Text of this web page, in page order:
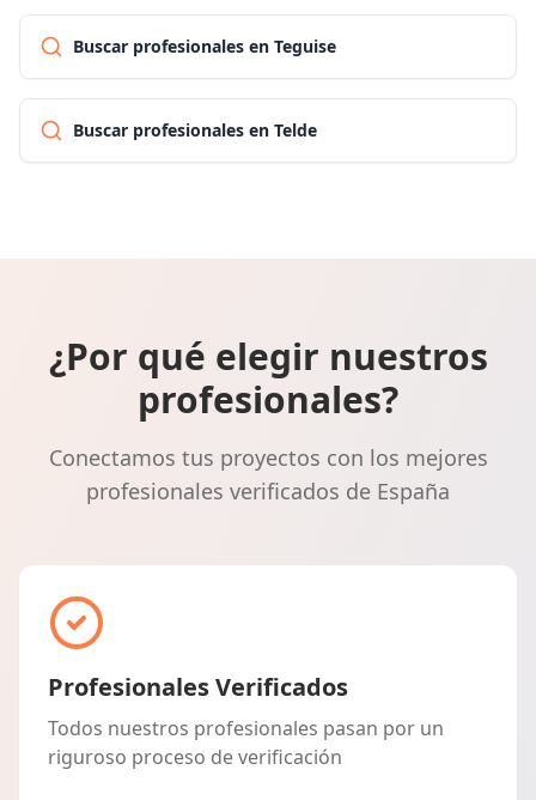
Buscar profesionales en Teguise
Buscar profesionales en Telde
¿Por qué elegir nuestros
profesionales?
Conectamos tus proyectos con los mejores
profesionales verificados de España
Profesionales Verificados
Todos nuestros profesionales pasan por un
riguroso proceso de verificación